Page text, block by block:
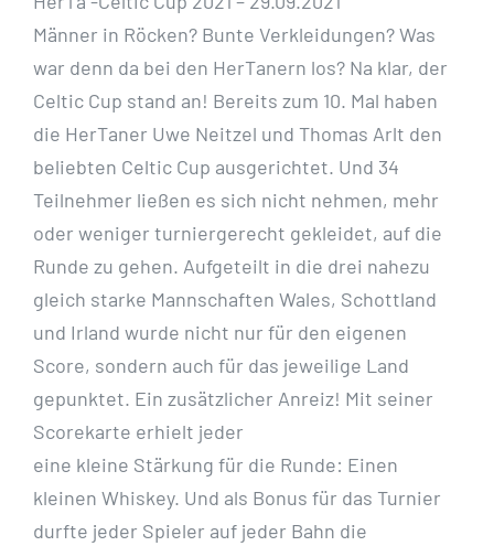
Männer in Röcken? Bunte Verkleidungen? Was
war denn da bei den HerTanern los? Na klar, der
Celtic Cup stand an! Bereits zum 10. Mal haben
die HerTaner Uwe Neitzel und Thomas Arlt den
beliebten Celtic Cup ausgerichtet. Und 34
Teilnehmer ließen es sich nicht nehmen, mehr
oder weniger turniergerecht gekleidet, auf die
Runde zu gehen. Aufgeteilt in die drei nahezu
gleich starke Mannschaften Wales, Schottland
und Irland wurde nicht nur für den eigenen
Score, sondern auch für das jeweilige Land
gepunktet. Ein zusätzlicher Anreiz! Mit seiner
Scorekarte erhielt jeder
eine kleine Stärkung für die Runde: Einen
kleinen Whiskey. Und als Bonus für das Turnier
durfte jeder Spieler auf jeder Bahn die